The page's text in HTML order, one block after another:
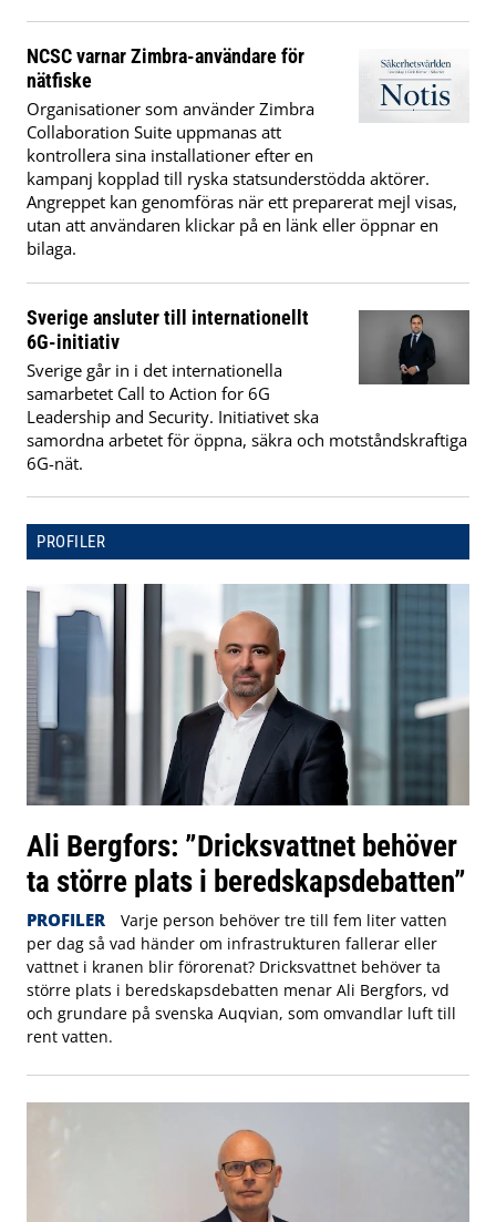
NCSC varnar Zimbra-användare för
nätfiske
Organisationer som använder Zimbra
Collaboration Suite uppmanas att
kontrollera sina installationer efter en
kampanj kopplad till ryska statsunderstödda aktörer.
Angreppet kan genomföras när ett preparerat mejl visas,
utan att användaren klickar på en länk eller öppnar en
bilaga.
Sverige ansluter till internationellt
6G-initiativ
Sverige går in i det internationella
samarbetet Call to Action for 6G
Leadership and Security. Initiativet ska
samordna arbetet för öppna, säkra och motståndskraftiga
6G-nät.
PROFILER
Ali Bergfors: ”Dricksvattnet behöver
ta större plats i beredskapsdebatten”
PROFILER
Varje person behöver tre till fem liter vatten
per dag så vad händer om infrastrukturen fallerar eller
vattnet i kranen blir förorenat? Dricksvattnet behöver ta
större plats i beredskapsdebatten menar Ali Bergfors, vd
och grundare på svenska Auqvian, som omvandlar luft till
rent vatten.